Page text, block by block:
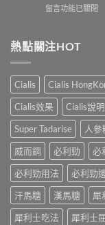
利
果
樣？
副
作
用
大
嗎？〉
壯
買？
從
來
不
是
性
福
終
點〉
中
POXET-
西
汀
副
作
用
全
解
析：
見
反
應、
生
率〉
在
士
（Cialis
利
士，
他
達
拉
非）
效
與
藥
持
續
留言功能已關閉
熱點關注HOT
Cialis Cialis
Cialis效果
Cialis說
Super Tadarise
人參
威而鋼
必利勁 必
必利勁用法
必利勁
汗馬糖
漢馬糖 犀
犀利士吃法
犀利士